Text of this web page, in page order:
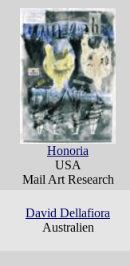
Honoria
USA
Mail Art Research
David Dellafiora
Australien